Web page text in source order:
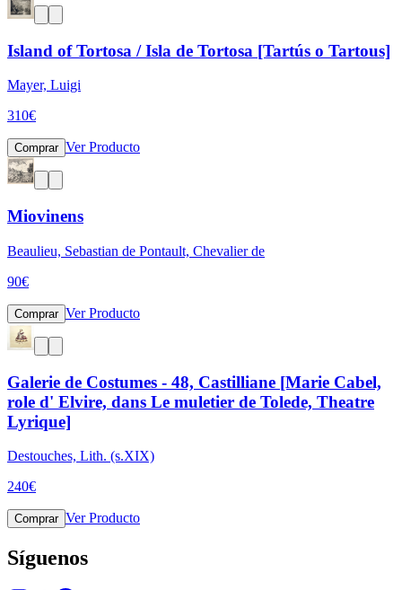
Island of Tortosa / Isla de Tortosa [Tartús o Tartous]
Mayer, Luigi
310€
Comprar Ver Producto
Miovinens
Beaulieu, Sebastian de Pontault, Chevalier de
90€
Comprar Ver Producto
Galerie de Costumes - 48, Castilliane [Marie Cabel,
role d' Elvire, dans Le muletier de Tolede, Theatre
Lyrique]
Destouches, Lith. (s.XIX)
240€
Comprar Ver Producto
Síguenos